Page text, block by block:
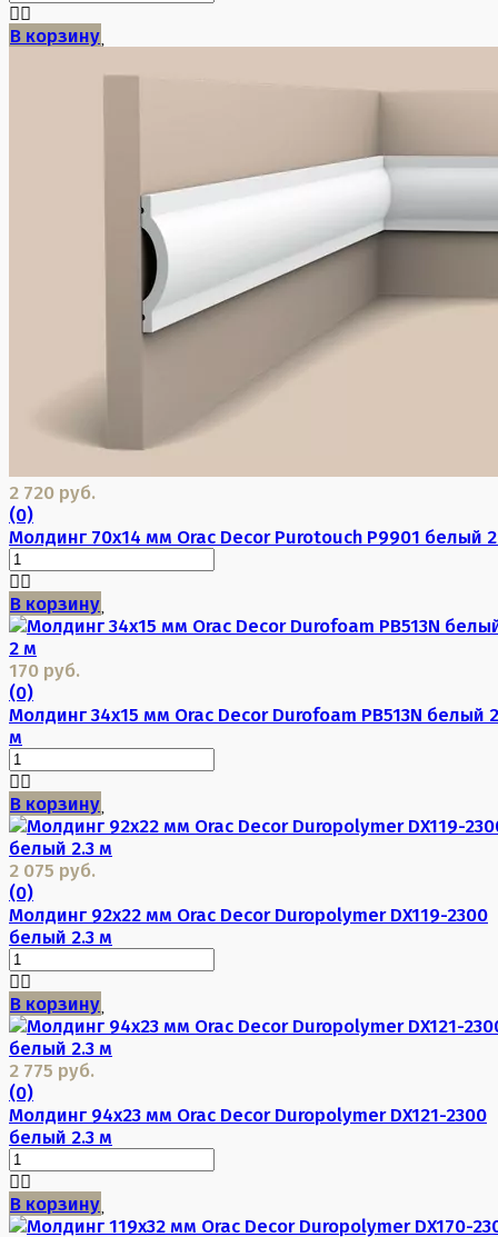
В корзину
2 720 руб.
(0)
Молдинг 70х14 мм Orac Decor Purotouch P9901 белый
В корзину
170 руб.
(0)
Молдинг 34х15 мм Orac Decor Durofoam PB513N белый 2
м
В корзину
2 075 руб.
(0)
Молдинг 92х22 мм Orac Decor Duropolymer DX119-2300
белый 2.3 м
В корзину
2 775 руб.
(0)
Молдинг 94х23 мм Orac Decor Duropolymer DX121-2300
белый 2.3 м
В корзину